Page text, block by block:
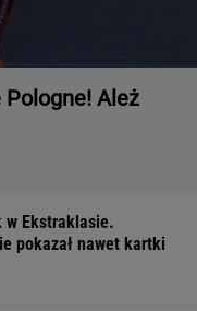
Pologne! Ależ
w Ekstraklasie.
pokazał nawet kartki